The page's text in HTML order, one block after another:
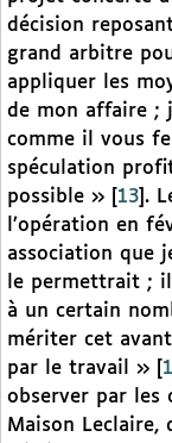
décision
grand arbitre
appliquer les
de mon affaire ;
comme il vous
spéculation
possible »
13 .
l’opération en
association que
le permettrait ;
à un certain
mériter cet
par le travail »
observer par les
Maison Leclaire,